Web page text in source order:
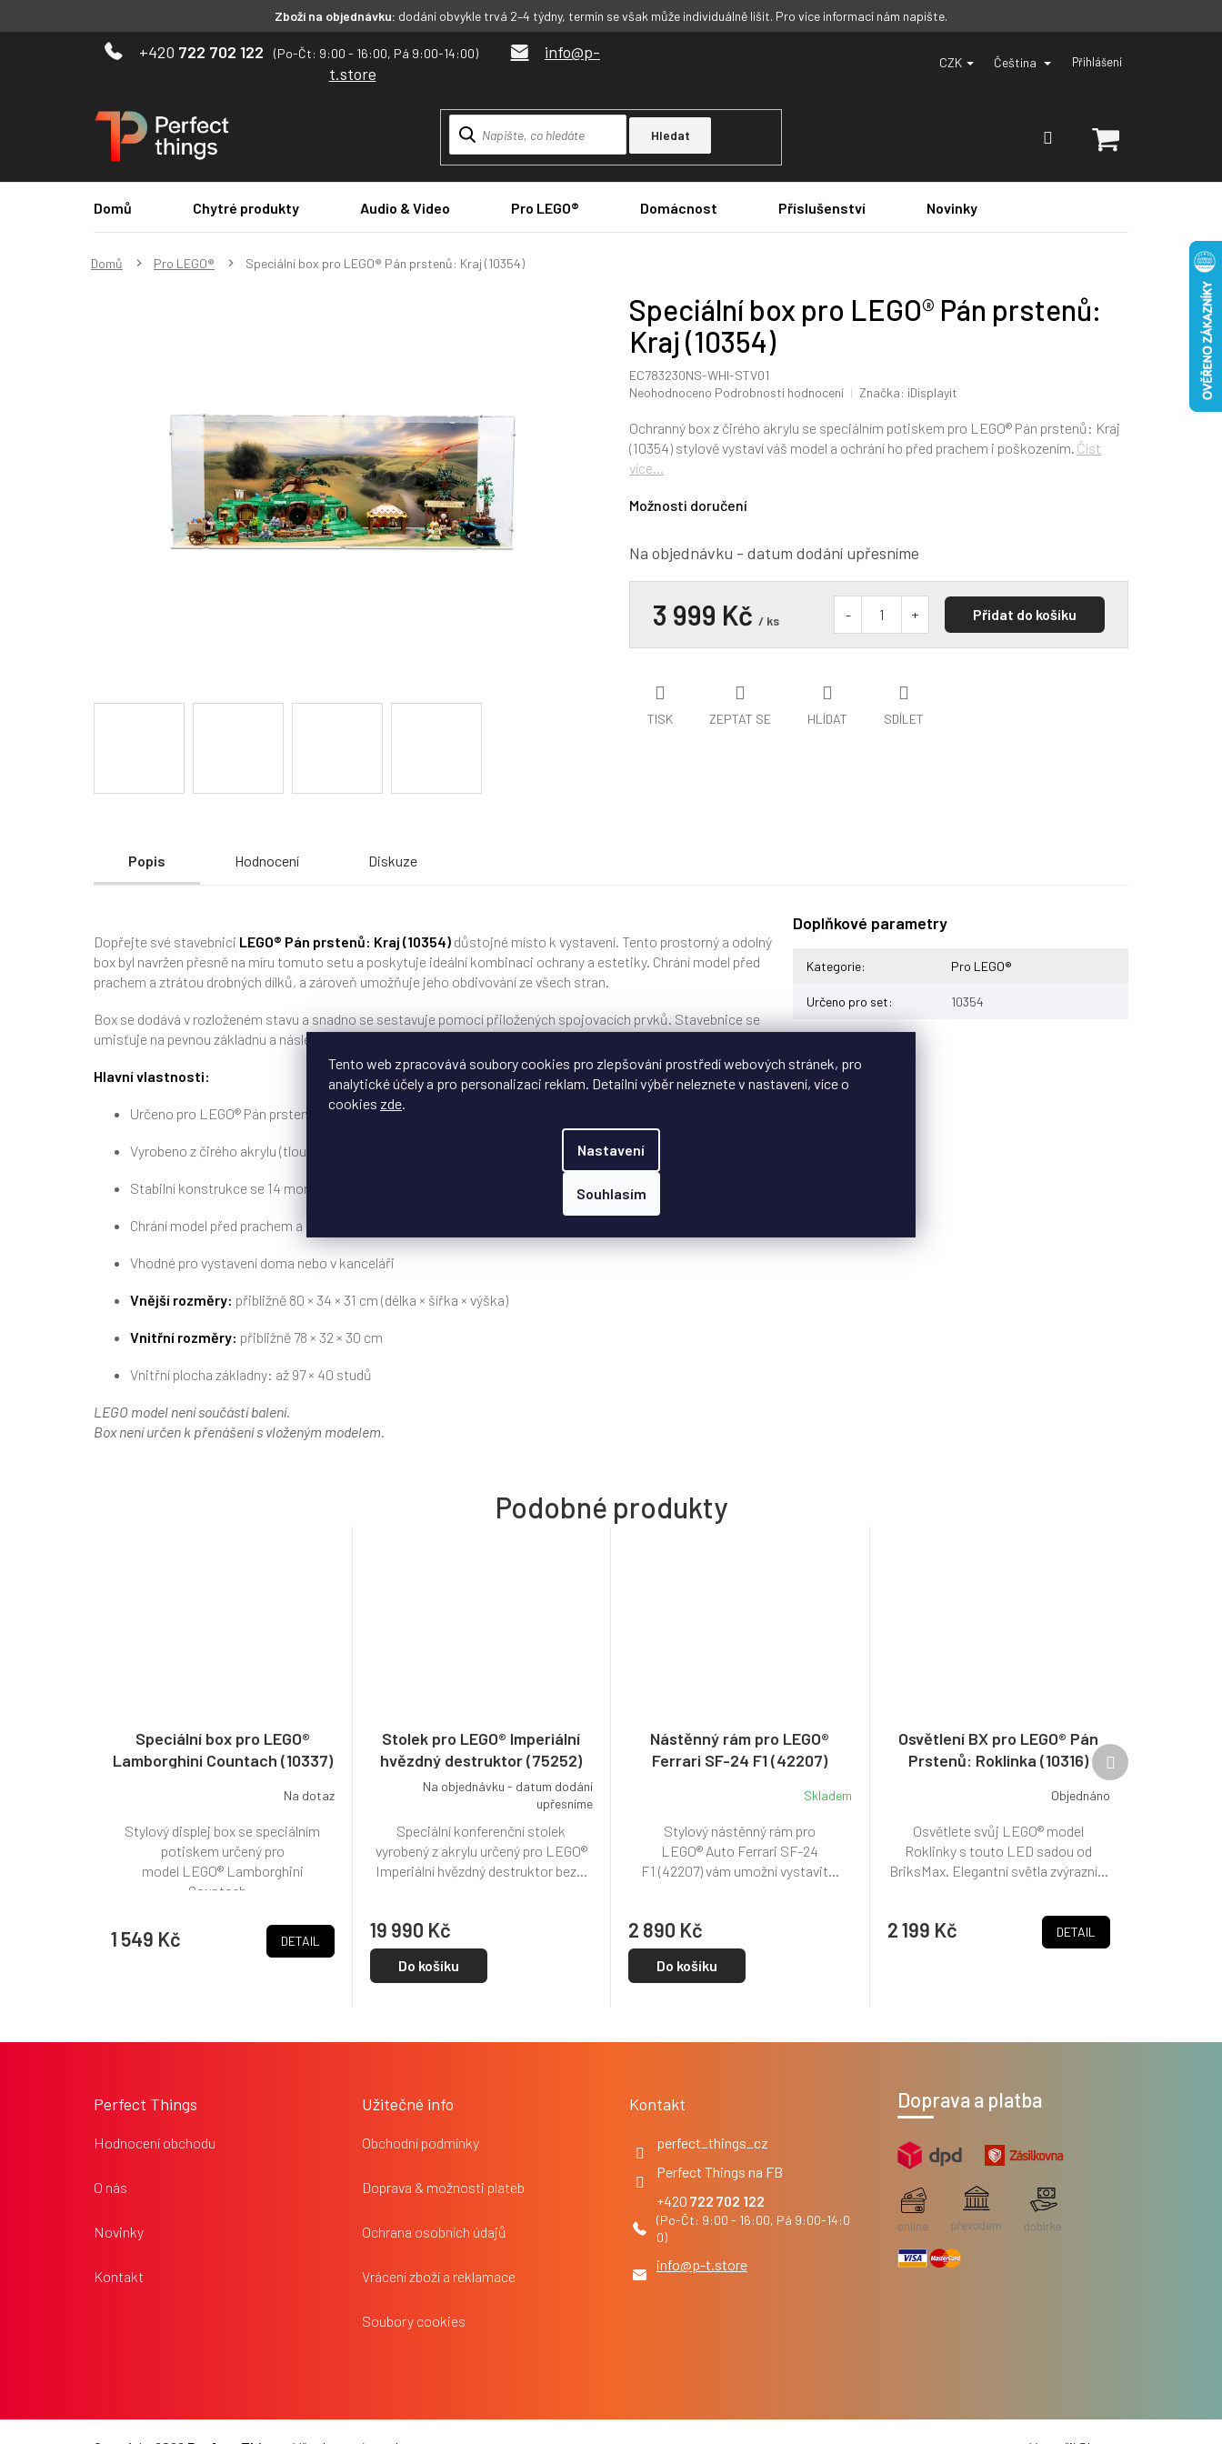
Zboží na objednávku: dodání obvykle trvá 2–4 týdny, termín se však může individuálně lišit. Pro více informací nám napište.
Tento web zpracovává soubory cookies pro zlepšování prostředí webových stránek, pro
analytické účely a pro personalizaci reklam. Detailní výběr neleznete v nastavení, více o
cookies zde.
Nastavení
Souhlasím
722 702 122
info@p-
t.store
CZK Čeština Přihlášení
Hledat
KOŠÍK
Domů
Chytré produkty Audio & Video Pro LEGO® Domácnost Příslušenství Novinky
Domů Pro LEGO® Speciální box pro LEGO® Pán prstenů: Kraj (10354)
Na objednávku - datum dodání upřesníme
Možnosti doručení
Ochranný box z čirého akrylu se speciálním potiskem pro LEGO® Pán prstenů: Kraj
(10354) stylově vystaví váš model a ochrání ho před prachem i poškozením. Číst
více...
TISK ZEPTAT SE HLÍDAT SDÍLET
Speciální box pro LEGO® Pán prstenů:
Kraj (10354)
EC783230NS-WHI-STV01
Průměrné
produktu
je
0,0
z
hvězdiček.
Neohodnoceno Podrobnosti hodnocení Značka: iDisplayit
3 999 Kč / ks Přidat do košíku
Popis Hodnocení Diskuze
Dopřejte své stavebnici LEGO® Pán prstenů: Kraj (10354) důstojné místo k vystavení. Tento prostorný a odolný
box byl navržen přesně na míru tomuto setu a poskytuje ideální kombinaci ochrany a estetiky. Chrání model před
prachem a ztrátou drobných dílků, a zároveň umožňuje jeho obdivování ze všech stran.
Box se dodává v rozloženém stavu a snadno se sestavuje pomocí přiložených spojovacích prvků. Stavebnice se
umisťuje na pevnou základnu a následně se přiklopí průhledný kryt z čirého akrylu o tloušťce 3 mm.
Hlavní vlastnosti:
Určeno pro LEGO® Pán prstenů: Kraj (10354)
Vyrobeno z čirého akrylu (tloušťka 3 mm) včetně speciálního potisku
Stabilní konstrukce se 14 montážními prvky
Chrání model před prachem a nečistotami
Vhodné pro vystavení doma nebo v kanceláři
Vnější rozměry: přibližně 80 × 34 × 31 cm (délka × šířka × výška)
Vnitřní rozměry: přibližně 78 × 32 × 30 cm
Vnitřní plocha základny: až 97 × 40 studů
LEGO model není součástí balení.
Box není určen k přenášení s vloženým modelem.
Doplňkové parametry
Kategorie: Pro LEGO®
Určeno pro set: 10354
Speciální box pro LEGO®
Lamborghini Countach (10337)
Na dotaz
1 549 Kč DETAIL
Stylový displej box se speciálním
potiskem určený pro
model LEGO® Lamborghini
Countach...
Stolek pro LEGO® Imperiální
hvězdný destruktor (75252)
Na objednávku - datum dodání
upřesníme
19 990 Kč
Do košíku
Speciální konferenční stolek
vyrobený z akrylu určený pro LEGO®
Imperiální hvězdný destruktor bez...
Nástěnný rám pro LEGO®
Ferrari SF-24 F1 (42207)
Skladem
2 890 Kč
Do košíku
Stylový nástěnný rám pro
LEGO® Auto Ferrari SF-24
F1 (42207) vám umožní vystavit...
Osvětlení BX pro LEGO® Pán
Prstenů: Roklinka (10316)
Objednáno
2 199 Kč DETAIL
Osvětlete svůj LEGO® model
Roklinky s touto LED sadou od
BriksMax. Elegantní světla zvýrazní...
Další
produkt
Perfect Things
Hodnocení obchodu
O nás
Novinky
Kontakt
Užitečné info
Obchodní podmínky
Doprava & možnosti plateb
Ochrana osobních údajů
Vrácení zboží a reklamace
Soubory cookies
Kontakt
info@p-t.store
722 702 122
Perfect Things na FB
perfect_things_cz
Doprava a platba